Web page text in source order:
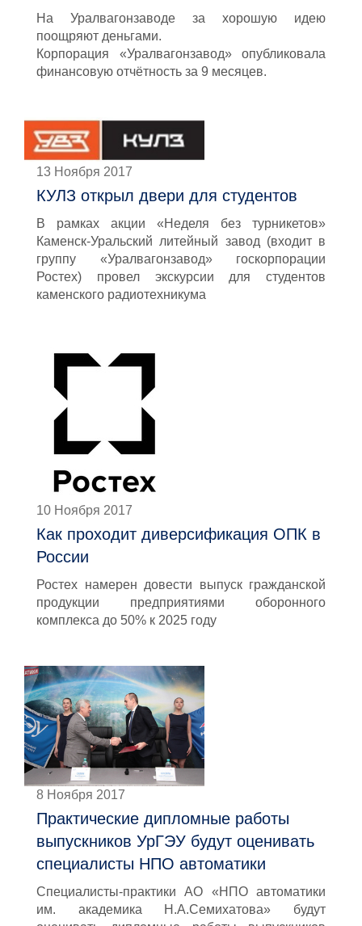
На Уралвагонзаводе за хорошую идею
поощряют деньгами.
Корпорация «Уралвагонзавод» опубликовала
финансовую отчётность за 9 месяцев.
13 Ноября 2017
КУЛЗ открыл двери для студентов
В рамках акции «Неделя без турникетов»
Каменск-Уральский литейный завод (входит в
группу «Уралвагонзавод» госкорпорации
Ростех) провел экскурсии для студентов
каменского радиотехникума
10 Ноября 2017
Как проходит диверсификация ОПК в
России
Ростех намерен довести выпуск гражданской
продукции предприятиями оборонного
комплекса до 50% к 2025 году
8 Ноября 2017
Практические дипломные работы
выпускников УрГЭУ будут оценивать
специалисты НПО автоматики
Специалисты-практики АО «НПО автоматики
им. академика Н.А.Семихатова» будут